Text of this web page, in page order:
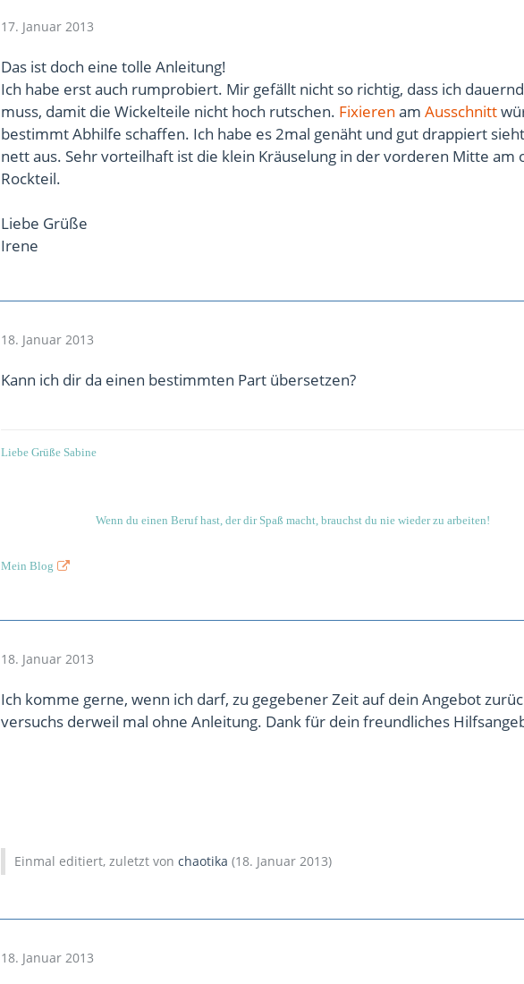
17. Januar 2013
Das ist doch eine tolle Anleitung!
Ich habe erst auch rumprobiert. Mir gefällt nicht so richtig, dass ich
muss, damit die Wickelteile nicht hoch rutschen. Fixieren am Ausschnitt
bestimmt Abhilfe schaffen. Ich habe es 2mal genäht und gut drappiert
nett aus. Sehr vorteilhaft ist die klein Kräuselung in der vorderen Mitte am
Rockteil.
Liebe Grüße
Irene
18. Januar 2013
Kann ich dir da einen bestimmten Part übersetzen?
Liebe Grüße Sabine
Wenn du einen Beruf hast, der dir Spaß macht, brauchst du nie wieder zu arbeiten!
Mein Blog
18. Januar 2013
Ich komme gerne, wenn ich darf, zu gegebener Zeit auf dein Angebot
versuchs derweil mal ohne Anleitung. Dank für dein freundliches
Einmal editiert, zuletzt von chaotika (18. Januar 2013)
18. Januar 2013